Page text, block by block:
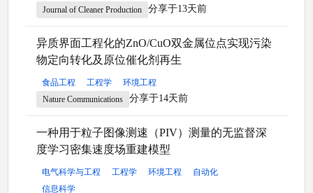
Journal of Cleaner Production
分享于13天前
异质界面工程化的ZnO/CuO双金属位点实现污染
物定向转化及原位催化剂再生
食品工程 工程学
环境工程
Nature Communications
分享于14天前
一种用于粒子图像测速（PIV）测量的无监督深
度学习密集速度场重建模型
电气科学与工程 工程学 环境工程
自动化
信息科学